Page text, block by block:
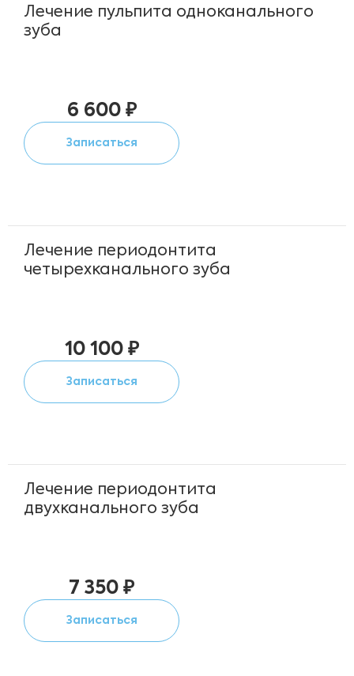
Лечение пульпита одноканального
зуба
6 600 ₽
Записаться
Лечение периодонтита
четырехканального зуба
10 100 ₽
Записаться
Лечение периодонтита
двухканального зуба
7 350 ₽
Записаться